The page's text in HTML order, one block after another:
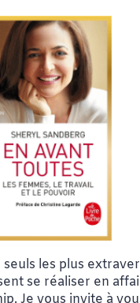
les plus
se réaliser en
Je vous invite à